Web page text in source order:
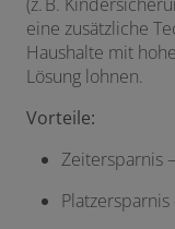
eine zusätzliche
Haushalte mit
Lösung lohnen.
Vorteile:
Zeitersparnis